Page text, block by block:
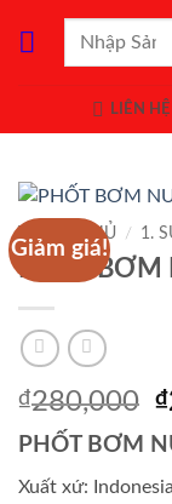
LIÊN HỆ
Giảm giá!
TRANG CHỦ / 1.
PHỐT BƠM
₫280,000 ₫
PHỐT BƠM
Xuất xứ: Indonesia